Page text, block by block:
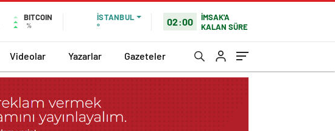
BITCOIN
%
İSTANBUL
°
02:00
İMSAK'A
KALAN SÜRE
Videolar Yazarlar Gazeteler